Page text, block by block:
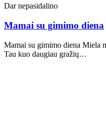
Dar nepasidalino
Mamai su gimimo diena
Mamai su gimimo diena Miela
Tau kuo daugiau gražių…